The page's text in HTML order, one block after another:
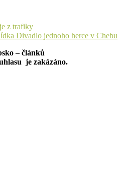
z trafiky
Divadlo jednoho herce v Chebu
– článků
je zakázáno.